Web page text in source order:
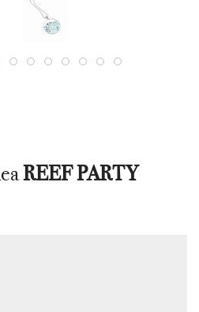
REEF PARTY